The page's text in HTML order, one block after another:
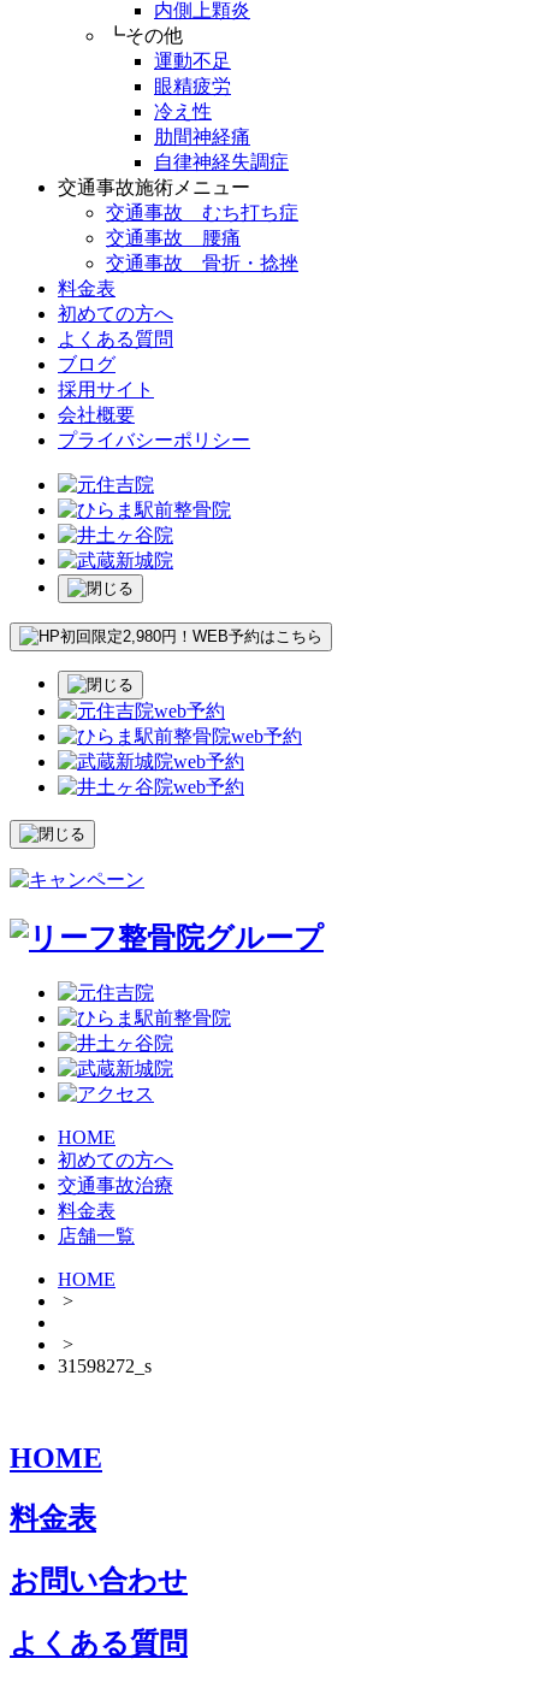
内側上顆炎
┗その他
運動不足
眼精疲労
冷え性
肋間神経痛
自律神経失調症
交通事故施術メニュー
交通事故 むち打ち症
交通事故 腰痛
交通事故 骨折・捻挫
料金表
初めての方へ
よくある質問
ブログ
採用サイト
会社概要
プライバシーポリシー
HOME
初めての方へ
交通事故治療
料金表
店舗一覧
HOME
>
>
31598272_s
HOME
料金表
お問い合わせ
よくある質問